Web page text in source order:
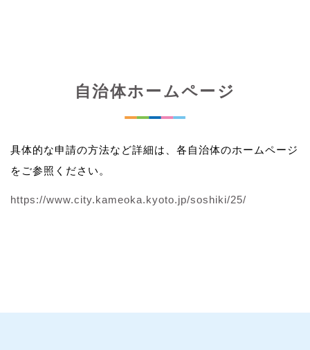
自治体ホームページ
具体的な申請の方法など詳細は、各自治体のホームページ
をご参照ください。
https://www.city.kameoka.kyoto.jp/soshiki/25/